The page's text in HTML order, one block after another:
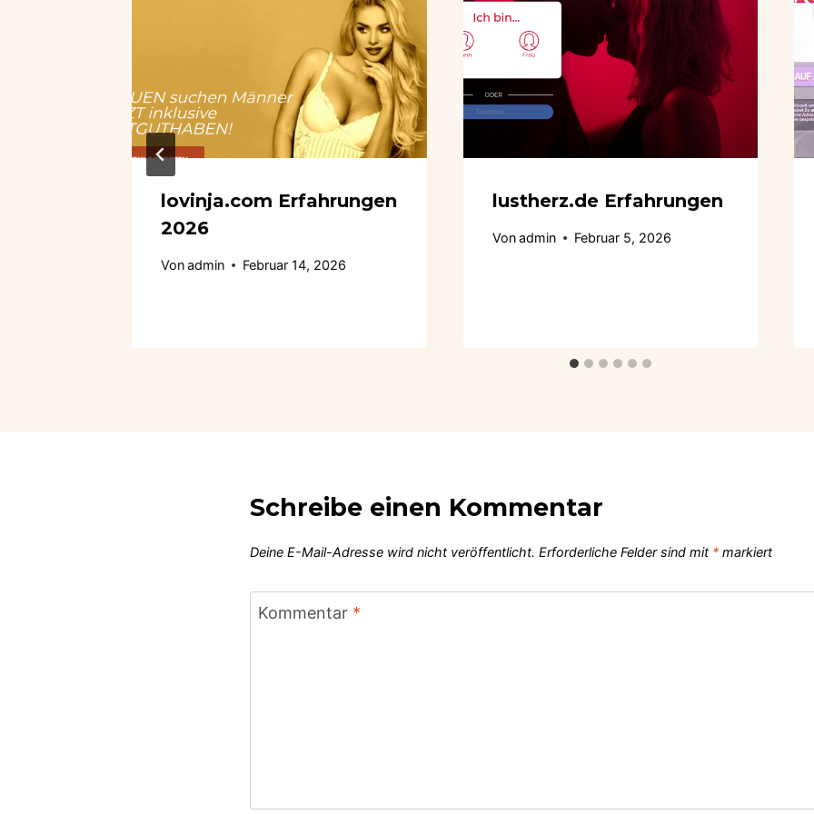
lovinja.com Erfahrungen
2026
Vonadmin Februar 14, 2026
lustherz.de Erfahrungen
Vonadmin Februar 5, 2026
Schreibe einen Kommentar
Deine E-Mail-Adresse wird nicht veröffentlicht. Erforderliche Felder sind mit * markiert
Kommentar *